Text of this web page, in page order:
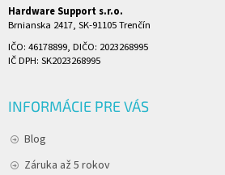
Hardware Support s.r.o.
Brnianska 2417, SK-91105 Trenčín
IČO: 46178899, DIČO: 2023268995
IČ DPH: SK2023268995
INFORMÁCIE PRE VÁS
Blog
Záruka až 5 rokov